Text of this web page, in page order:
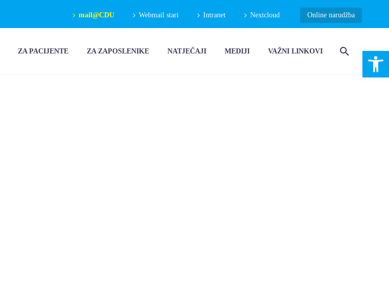
mail@CDU Webmail stari Intranet Nextcloud Online narudžba
ZA PACIJENTE ZA ZAPOSLENIKE NATJEČAJI MEDIJI VAŽNI LINKOVI